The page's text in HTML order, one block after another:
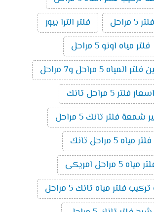
مراحل
فلتر الترا بيور
فلتر مياه اونو 5 مراحل
5 مراحل و7 مراحل
اسعار فلتر 5 مراحل تانك
شمعة فلتر تانك 5 مراحل
فلتر مياه 5 مراحل تانك
مياه 5 مراحل امريكى
فلتر مياه تانك 5 مراحل